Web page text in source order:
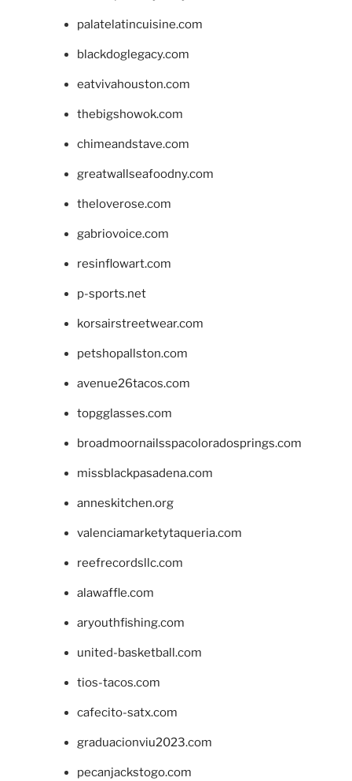
palatelatincuisine.com
blackdoglegacy.com
eatvivahouston.com
thebigshowok.com
chimeandstave.com
greatwallseafoodny.com
theloverose.com
gabriovoice.com
resinflowart.com
p-sports.net
korsairstreetwear.com
petshopallston.com
avenue26tacos.com
topgglasses.com
broadmoornailsspacoloradosprings.com
missblackpasadena.com
anneskitchen.org
valenciamarketytaqueria.com
reefrecordsllc.com
alawaffle.com
aryouthfishing.com
united-basketball.com
tios-tacos.com
cafecito-satx.com
graduacionviu2023.com
pecanjackstogo.com